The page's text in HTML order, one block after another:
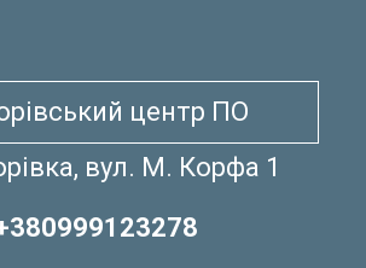
центр ПО
вул. М. Корфа 1